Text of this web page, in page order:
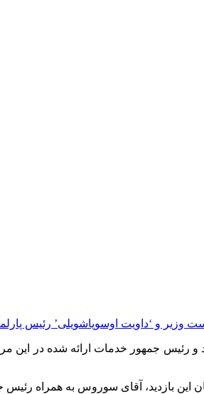
وزیر و ‘داویت اوسوپاشویلی’ رئیس
و رئیس جمهور خدمات ارائه شده در این